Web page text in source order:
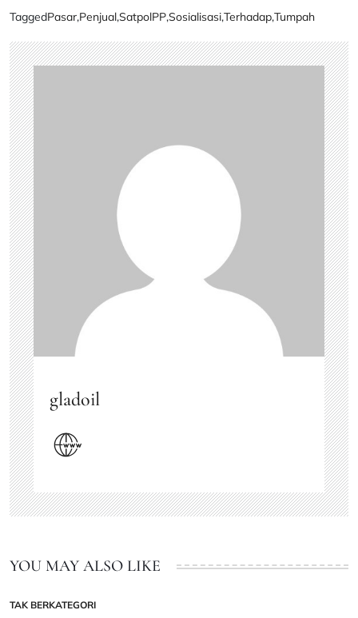
TaggedPasar,Penjual,SatpolPP,Sosialisasi,Terhadap,Tumpah
gladoil
YOU MAY ALSO LIKE
POSTED
TAK BERKATEGORI